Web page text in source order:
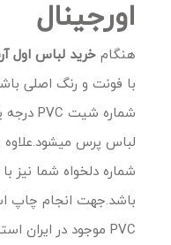
اورجینال
هنگامخرید لباس اول
با فونت و رنگ اصلی
شماره شیت PVCدرجه
لباس پرس
شماره دلخواه شما نیز
باشد.جهت انجام چاپ
PVC موجود در ایران